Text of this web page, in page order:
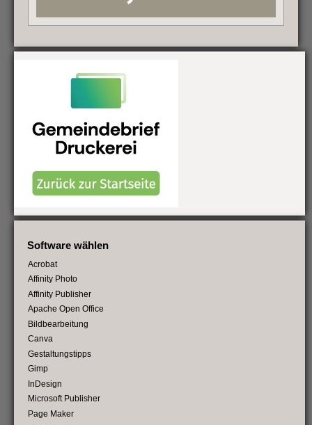
Software wählen
Acrobat
Affinity Photo
Affinity Publisher
Apache Open Office
Bildbearbeitung
Canva
Gestaltungstipps
Gimp
InDesign
Microsoft Publisher
Page Maker